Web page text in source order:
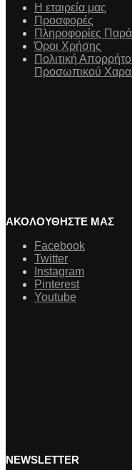
Η εταιρεία μας
Προσφορές
Πληροφορίες
Όροι Χρήσης
Πολιτική
Προσωπικού
ΑΚΟΛΟΥΘΗΣΤΕ ΜΑΣ
Facebook
Twitter
Instagram
Pinterest
Youtube
NEWSLETTER